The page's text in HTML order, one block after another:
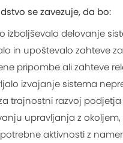
se zavezuje, da bo:
izboljševalo delovanje
in upoštevalo zahteve
pripombe ali zahteve
izvajanje sistema
trajnostni razvoj
upravljanja z okoljem,
aktivnosti z